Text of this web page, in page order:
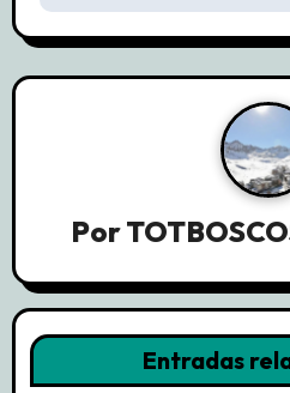
g
a
n
d
Por
Entradas